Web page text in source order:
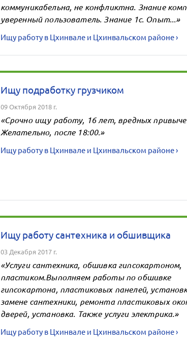
коммуникабельна, не конфликтна. Знание
уверенный пользователь. Знание 1с. Опыт...»
Ищу работу в Цхинвале и Цхинвальском районе ›
Ищу подработку грузчиком
09 Октября 2018 г.
«Срочно ищу работу, 16 лет, вредных
Желательно, после 18:00.»
Ищу работу в Цхинвале и Цхинвальском районе ›
Ищу работу сантехника и обшивщика
03 Декабря 2017 г.
«Услуги сантехника, обшивка гипсокартоном,
пластиком.Выполняем работы по обшивке
гипсокартона, пластиковых панелей,
замене сантехники, ремонта пластиковых
дверей, установка. Также услуги электрика.»
Ищу работу в Цхинвале и Цхинвальском районе ›